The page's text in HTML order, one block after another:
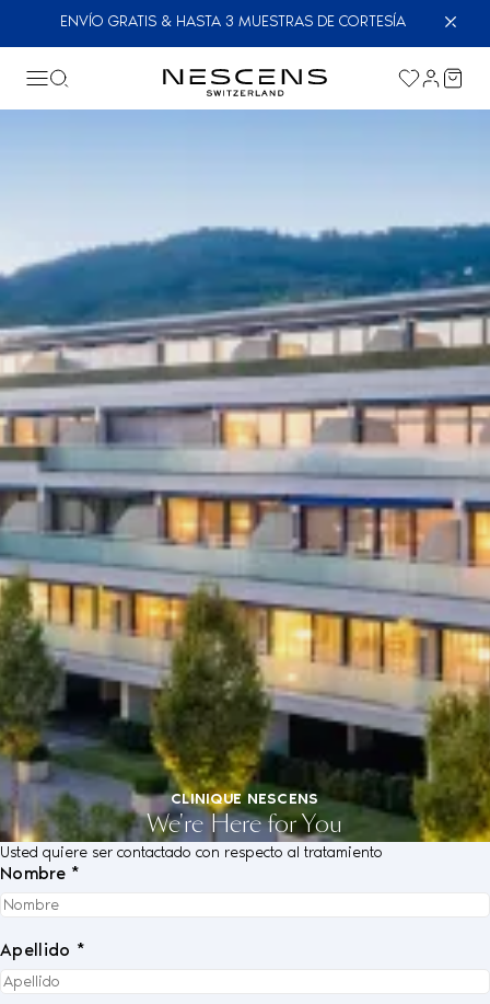
ENVÍO GRATIS & HASTA 3 MUESTRAS DE CORTESÍA
CLINIQUE NESCENS
We're Here for You
Usted quiere ser contactado con respecto al tratamiento
Nombre *
Apellido *